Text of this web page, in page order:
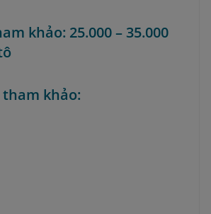
khảo: 25.000 – 35.000
khảo: